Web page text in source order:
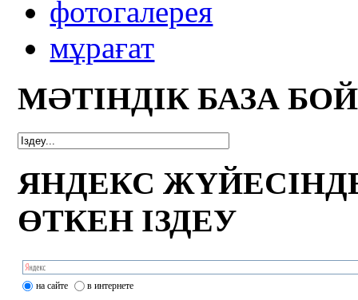
фотогалерея
мұрағат
МӘТІНДІК БАЗА
ЯНДЕКС
ӨТКЕН ІЗДЕУ
на сайте в интернете